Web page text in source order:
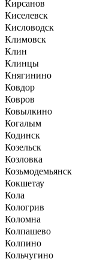
Кирсанов
Киселевск
Кисловодск
Климовск
Клин
Клинцы
Княгинино
Ковдор
Ковров
Ковылкино
Когалым
Кодинск
Козельск
Козловка
Козьмодемьянск
Кокшетау
Кола
Кологрив
Коломна
Колпашево
Колпино
Кольчугино